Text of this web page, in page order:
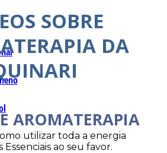
SOBRE
DA
AROMATERAPIA
utilizar toda a energia
Essenciais ao seu favor.